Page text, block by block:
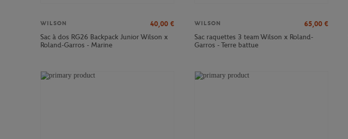
WILSON 40,00 €
Sac à dos RG26 Backpack Junior Wilson x
Roland-Garros - Marine
WILSON 65,00 €
Sac raquettes 3 team Wilson x Roland-
Garros - Terre battue